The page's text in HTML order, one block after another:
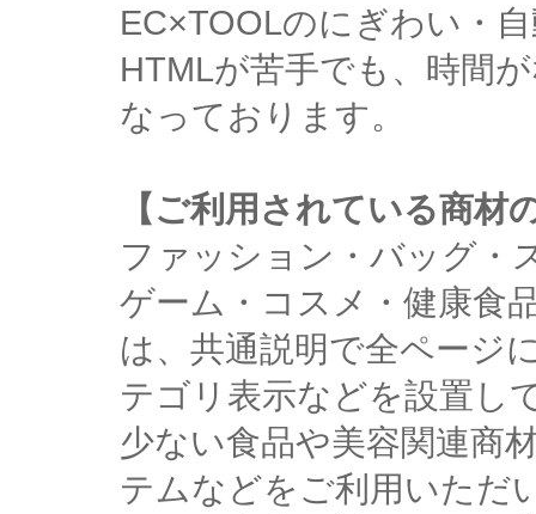
EC×TOOLのにぎわい・
HTMLが苦手でも、時間
なっております。
【ご利用されている商材
ファッション・バッグ・
ゲーム・コスメ・健康食
は、共通説明で全ページ
テゴリ表示などを設置し
少ない食品や美容関連商
テムなどをご利用いただ